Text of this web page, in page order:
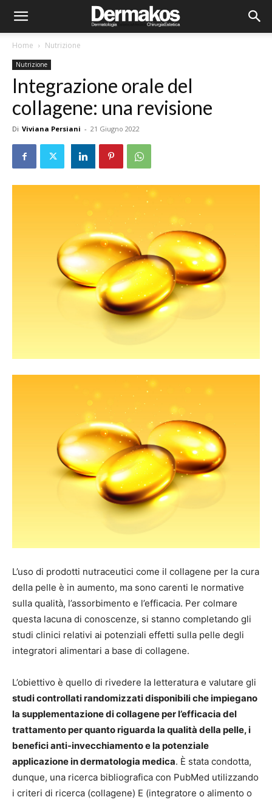
Home Nutrizione
Nutrizione
Integrazione orale del
collagene: una revisione
Di Viviana Persiani - 21 Giugno 2022
L’uso di prodotti nutraceutici come il collagene per la cura
della pelle è in aumento, ma sono carenti le normative
sulla qualità, l’assorbimento e l’efficacia. Per colmare
questa lacuna di conoscenze, si stanno completando gli
studi clinici relativi ai potenziali effetti sulla pelle degli
integratori alimentari a base di collagene.
L’obiettivo è quello di rivedere la letteratura e valutare gli
studi controllati randomizzati disponibili che impiegano
la supplementazione di collagene per l’efficacia del
trattamento per quanto riguarda la qualità della pelle, i
benefici anti-invecchiamento e la potenziale
applicazione in dermatologia medica. È stata condotta,
dunque, una ricerca bibliografica con PubMed utilizzando
i criteri di ricerca (collagene) E (integratore o alimento o